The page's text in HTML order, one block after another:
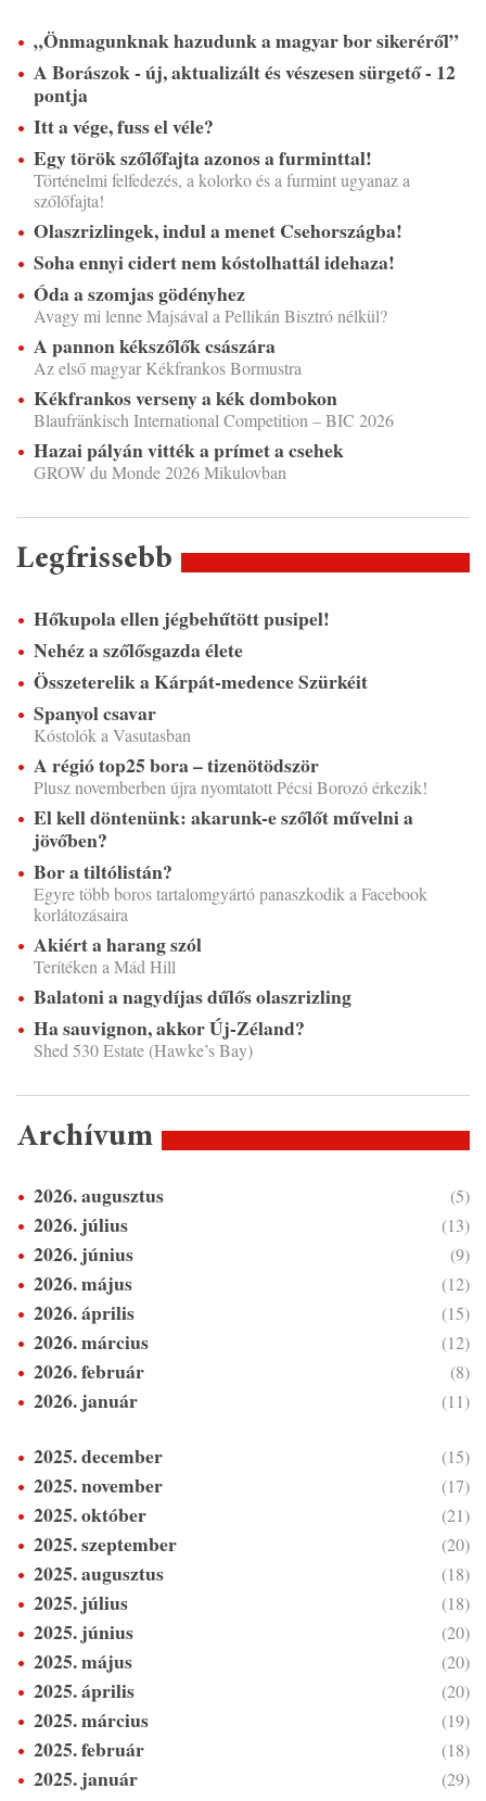
„Önmagunknak hazudunk a magyar bor sikeréről”
A Borászok - új, aktualizált és vészesen sürgető - 12
pontja
Itt a vége, fuss el véle?
Egy török szőlőfajta azonos a furminttal!
Történelmi felfedezés, a kolorko és a furmint ugyanaz a
szőlőfajta!
Olaszrizlingek, indul a menet Csehországba!
Soha ennyi cidert nem kóstolhattál idehaza!
Óda a szomjas gödényhez
Avagy mi lenne Majsával a Pellikán Bisztró nélkül?
A pannon kékszőlők császára
Az első magyar Kékfrankos Bormustra
Kékfrankos verseny a kék dombokon
Blaufränkisch International Competition – BIC 2026
Hazai pályán vitték a prímet a csehek
GROW du Monde 2026 Mikulovban
Legfrissebb
Hőkupola ellen jégbehűtött pusipel!
Nehéz a szőlősgazda élete
Összeterelik a Kárpát-medence Szürkéit
Spanyol csavar
Kóstolók a Vasutasban
A régió top25 bora – tizenötödször
Plusz novemberben újra nyomtatott Pécsi Borozó érkezik!
El kell döntenünk: akarunk-e szőlőt művelni a
jövőben?
Bor a tiltólistán?
Egyre több boros tartalomgyártó panaszkodik a Facebook
korlátozásaira
Akiért a harang szól
Terítéken a Mád Hill
Balatoni a nagydíjas dűlős olaszrizling
Ha sauvignon, akkor Új-Zéland?
Shed 530 Estate (Hawke’s Bay)
Archívum
2026. augusztus (5)
2026. július (13)
2026. június (9)
2026. május (12)
2026. április (15)
2026. március (12)
2026. február (8)
2026. január (11)
2025. december (15)
2025. november (17)
2025. október (21)
2025. szeptember (20)
2025. augusztus (18)
2025. július (18)
2025. június (20)
2025. május (20)
2025. április (20)
2025. március (19)
2025. február (18)
2025. január (29)